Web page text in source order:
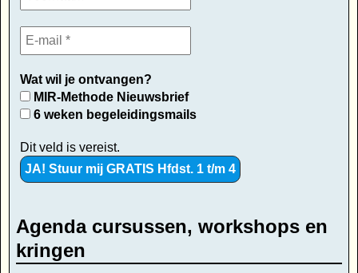
Wat wil je ontvangen?
MIR-Methode Nieuwsbrief
6 weken begeleidingsmails
Dit veld is vereist.
Agenda cursussen, workshops en
kringen